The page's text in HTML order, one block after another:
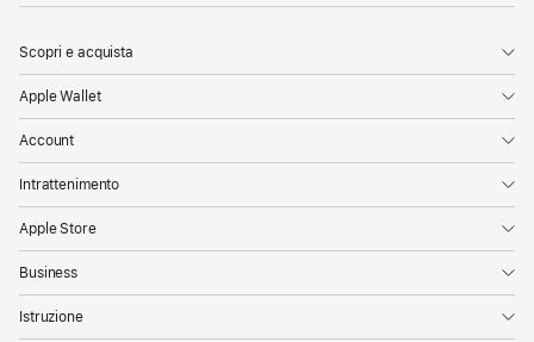
Scopri e acquista
Apple Wallet
Account
Intrattenimento
Apple Store
Business
Istruzione